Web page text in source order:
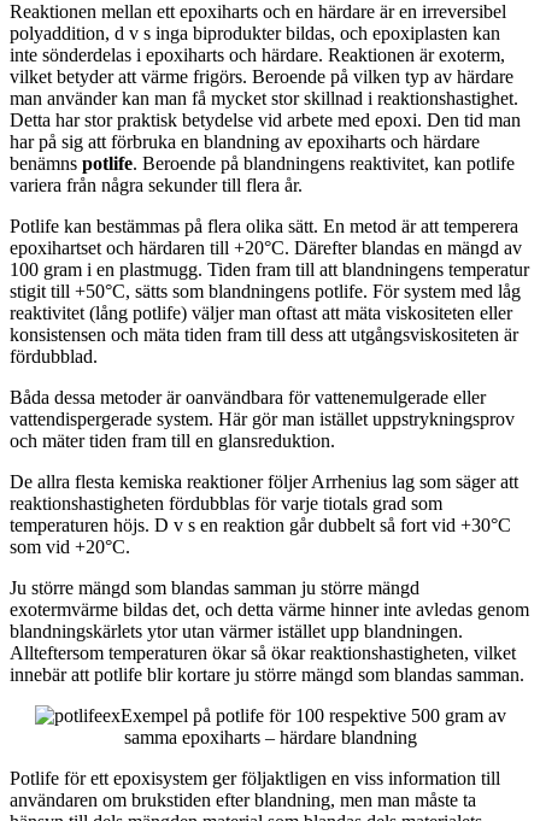
Reaktionen mellan ett epoxiharts och en härdare är en irreversibel
polyaddition, d v s inga biprodukter bildas, och epoxiplasten kan
inte sönderdelas i epoxiharts och härdare. Reaktionen är exoterm,
vilket betyder att värme frigörs. Beroende på vilken typ av härdare
man använder kan man få mycket stor skillnad i reaktionshastighet.
Detta har stor praktisk betydelse vid arbete med epoxi. Den tid man
har på sig att förbruka en blandning av epoxiharts och härdare
benämns potlife. Beroende på blandningens reaktivitet, kan potlife
variera från några sekunder till flera år.
Potlife kan bestämmas på flera olika sätt. En metod är att temperera
epoxihartset och härdaren till +20°C. Därefter blandas en mängd av
100 gram i en plastmugg. Tiden fram till att blandningens temperatur
stigit till +50°C, sätts som blandningens potlife. För system med låg
reaktivitet (lång potlife) väljer man oftast att mäta viskositeten eller
konsistensen och mäta tiden fram till dess att utgångsviskositeten är
fördubblad.
Båda dessa metoder är oanvändbara för vattenemulgerade eller
vattendispergerade system. Här gör man istället uppstrykningsprov
och mäter tiden fram till en glansreduktion.
De allra flesta kemiska reaktioner följer Arrhenius lag som säger att
reaktionshastigheten fördubblas för varje tiotals grad som
temperaturen höjs. D v s en reaktion går dubbelt så fort vid +30°C
som vid +20°C.
Ju större mängd som blandas samman ju större mängd
exotermvärme bildas det, och detta värme hinner inte avledas genom
blandningskärlets ytor utan värmer istället upp blandningen.
Allteftersom temperaturen ökar så ökar reaktionshastigheten, vilket
innebär att potlife blir kortare ju större mängd som blandas samman.
Exempel på potlife för 100 respektive 500 gram av
samma epoxiharts – härdare blandning
Potlife för ett epoxisystem ger följaktligen en viss information till
användaren om brukstiden efter blandning, men man måste ta